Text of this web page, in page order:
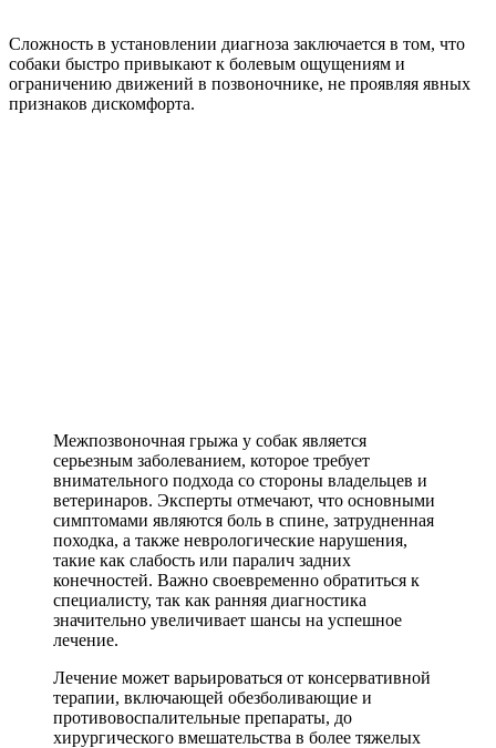
Сложность в установлении диагноза заключается в том, что
собаки быстро привыкают к болевым ощущениям и
ограничению движений в позвоночнике, не проявляя явных
признаков дискомфорта.
Межпозвоночная грыжа у собак является
серьезным заболеванием, которое требует
внимательного подхода со стороны владельцев и
ветеринаров. Эксперты отмечают, что основными
симптомами являются боль в спине, затрудненная
походка, а также неврологические нарушения,
такие как слабость или паралич задних
конечностей. Важно своевременно обратиться к
специалисту, так как ранняя диагностика
значительно увеличивает шансы на успешное
лечение.
Лечение может варьироваться от консервативной
терапии, включающей обезболивающие и
противовоспалительные препараты, до
хирургического вмешательства в более тяжелых